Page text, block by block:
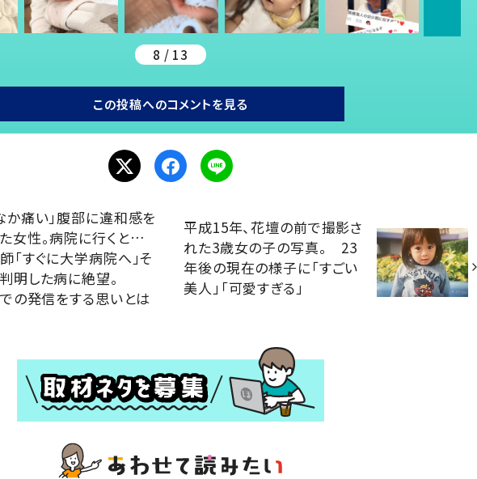
8 / 13
この投稿へのコメントを見る
か痛い」腹部に違和感を
女性。病院に行くと…
「すぐに大学病院へ」そ
明した病に絶望。
の発信をする思いとは
平成15年、花壇の前で撮影さ
れた3歳女の子の写真。 23
年後の現在の様子に「すごい
美人」「可愛すぎる」